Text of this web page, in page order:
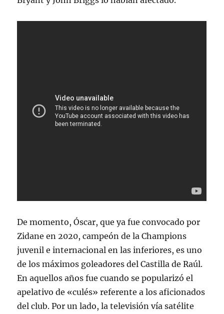
De momento, Óscar, que ya fue convocado por
Zidane en 2020, campeón de la Champions
juvenil e internacional en las inferiores, es uno
de los máximos goleadores del Castilla de Raúl.
En aquellos años fue cuando se popularizó el
apelativo de «culés» referente a los aficionados
del club. Por un lado, la televisión vía satélite